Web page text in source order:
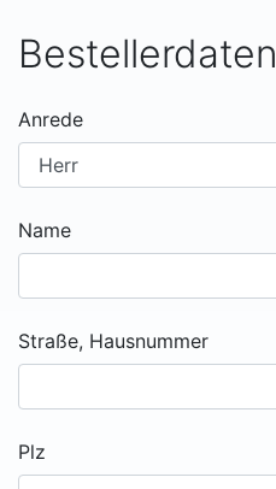
Bestellerdaten
Anrede
Name
Straße, Hausnummer
Plz